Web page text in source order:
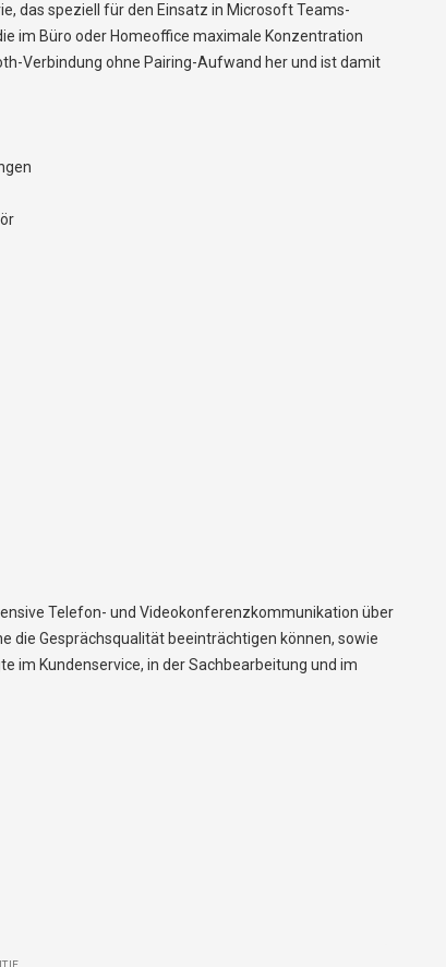
das speziell für den Einsatz in Microsoft Teams-
im Büro oder Homeoffice maximale Konzentration
Verbindung ohne Pairing-Aufwand her und ist damit
Telefon- und Videokonferenzkommunikation über
die Gesprächsqualität beeinträchtigen können, sowie
im Kundenservice, in der Sachbearbeitung und im